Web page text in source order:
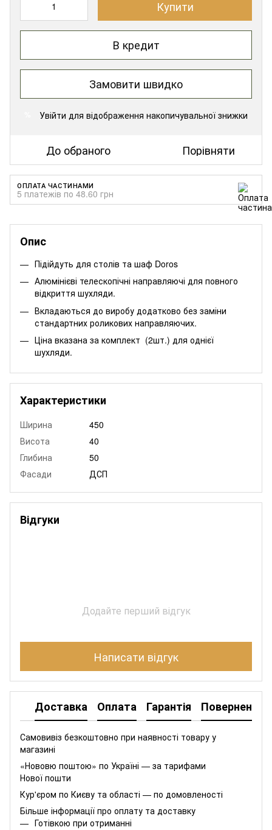
Купити
В кредит
Замовити швидко
Увійти для відображення накопичувальної знижки
До обраного Порівняти
ОПЛАТА ЧАСТИНАМИ
5 платежів по 48.60 грн
Опис
Підійдуть для столів та шаф Doros
Алюмінієві телескопічні направляючі для повного
відкриття шухляди.
Вкладаються до виробу додатково без заміни
стандартних роликових направляючих.
Ціна вказана за комплект (2шт.) для однієї
шухляди.
Характеристики
Ширина
450
Висота
40
Глибина
50
Фасади
ДСП
Відгуки
Додайте перший відгук
Написати відгук
Доставка Оплата Гарантія Повернення
Самовивіз безкоштовно при наявності товару у
магазині
«Нововю поштою» по Україні — за тарифами
Нової пошти
Кур'єром по Києву та області — по домовленості
Більше інформації про оплату та доставку
Готівкою при отриманні